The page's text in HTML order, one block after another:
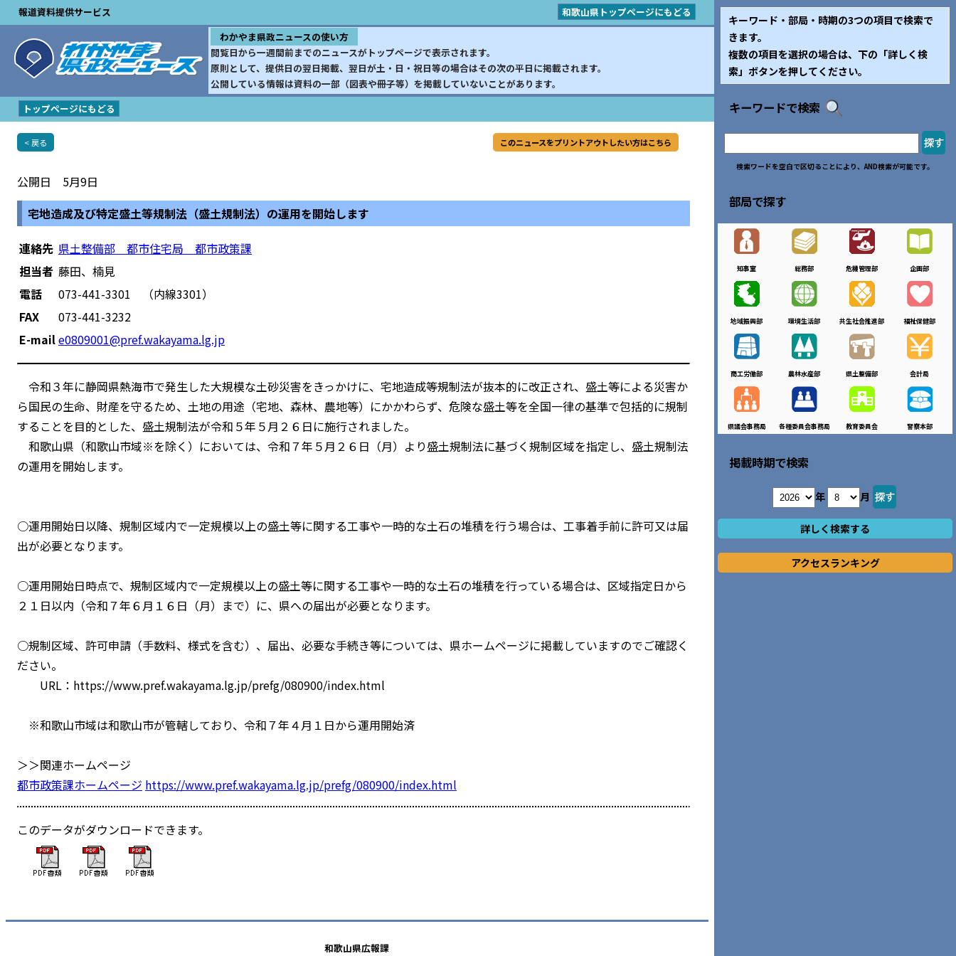
報道資料提供サービス
和歌山県トップページにもどる
わかやま県政ニュースの使い方
閲覧日から一週間前までのニュースがトップページで表示されます。
原則として、提供日の翌日掲載、翌日が土・日・祝日等の場合はその次の平日に掲載されます。
公開している情報は資料の一部（図表や冊子等）を掲載していないことがあります。
トップページにもどる
< 戻る このニュースをプリントアウトしたい方はこちら
公開日 5月9日
宅地造成及び特定盛土等規制法（盛土規制法）の運用を開始します
連絡先 県土整備部 都市住宅局 都市政策課
担当者 藤田、楠見
電話
073-441-3301 （内線3301）
FAX
073-441-3232
E-maile0809001@pref.wakayama.lg.jp
令和３年に静岡県熱海市で発生した大規模な土砂災害をきっかけに、宅地造成等規制法が抜本的に改正され、盛土等による災害か
ら国民の生命、財産を守るため、土地の用途（宅地、森林、農地等）にかかわらず、危険な盛土等を全国一律の基準で包括的に規制
することを目的とした、盛土規制法が令和５年５月２６日に施行されました。
和歌山県（和歌山市域※を除く）においては、令和７年５月２６日（月）より盛土規制法に基づく規制区域を指定し、盛土規制法
の運用を開始します。
○運用開始日以降、規制区域内で一定規模以上の盛土等に関する工事や一時的な土石の堆積を行う場合は、工事着手前に許可又は届
出が必要となります。
○運用開始日時点で、規制区域内で一定規模以上の盛土等に関する工事や一時的な土石の堆積を行っている場合は、区域指定日から
２１日以内（令和７年６月１６日（月）まで）に、県への届出が必要となります。
○規制区域、許可申請（手数料、様式を含む）、届出、必要な手続き等については、県ホームページに掲載していますのでご確認く
ださい。
URL：https://www.pref.wakayama.lg.jp/prefg/080900/index.html
※和歌山市域は和歌山市が管轄しており、令和７年４月１日から運用開始済
＞＞関連ホームページ
都市政策課ホームページ https://www.pref.wakayama.lg.jp/prefg/080900/index.html
このデータがダウンロードできます。
キーワード・部局・時期の3つの項目で検索で
きます。
複数の項目を選択の場合は、下の「詳しく検
索」ボタンを押してください。
キーワードで検索
検索ワードを空白で区切ることにより、AND検索が可能です。
部局で探す
知事室 総務部 危機管理部 企画部
地域振興部 環境生活部 共生社会推進部 福祉保健部
商工労働部 農林水産部 県土整備部 会計局
県議会事務局 各種委員会事務局 教育委員会 警察本部
掲載時期で検索
年 月
詳しく検索する
アクセスランキング
和歌山県広報課